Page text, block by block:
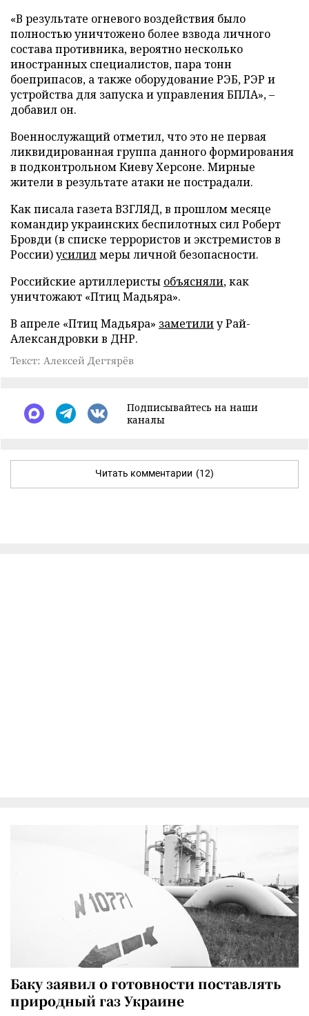
«В результате огневого воздействия было
полностью уничтожено более взвода личного
состава противника, вероятно несколько
иностранных специалистов, пара тонн
боеприпасов, а также оборудование РЭБ, РЭР и
устройства для запуска и управления БПЛА», –
добавил он.
Военнослужащий отметил, что это не первая
ликвидированная группа данного формирования
в подконтрольном Киеву Херсоне. Мирные
жители в результате атаки не пострадали.
Как писала газета ВЗГЛЯД, в прошлом месяце
командир украинских беспилотных сил Роберт
Бровди (в списке террористов и экстремистов в
России)усилилмеры личной безопасности.
Российские артиллеристы объясняли, как
уничтожают «Птиц Мадьяра».
В апреле «Птиц Мадьяра» заметилиу Рай-
Александровки в ДНР.
Текст: Алексей Дегтярёв
Подписывайтесь на наши
каналы
Читать комментарии (12)
Баку заявил о готовности поставлять
природный газ Украине